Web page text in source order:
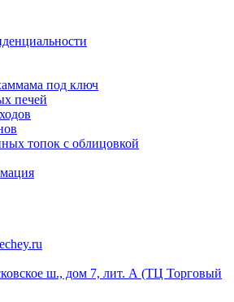
под ключ
печей
топок с облицовкой
ш., дом 7, лит. А (ТЦ Торговый